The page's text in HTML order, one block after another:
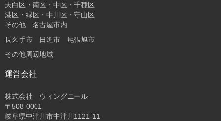
天白区・南区・中区・千種区
港区・緑区・中川区・守山区
その他 名古屋市内
長久手市 日進市 尾張旭市
その他周辺地域
運営会社
株式会社 ウィングニール
〒508-0001
岐阜県中津川市中津川1121-11